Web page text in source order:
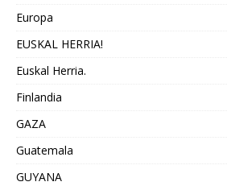
Europa
EUSKAL HERRIA!
Euskal Herria.
Finlandia
GAZA
Guatemala
GUYANA